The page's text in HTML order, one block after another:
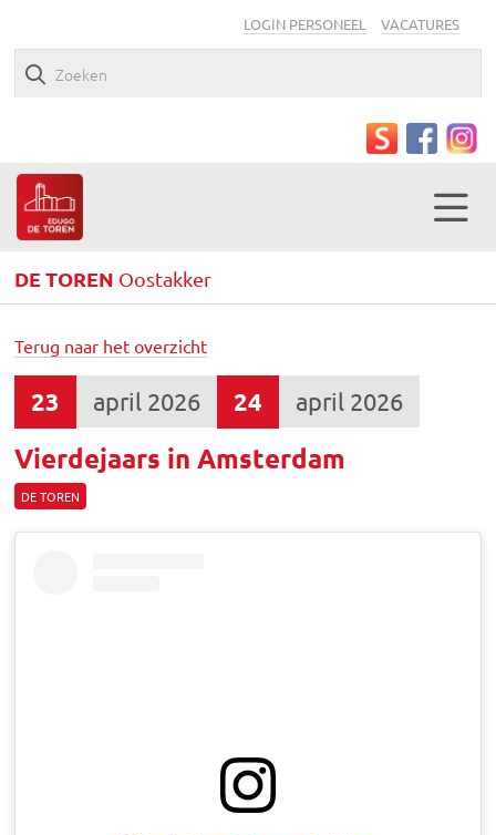
LOGIN PERSONEEL VACATURES
DE TOREN Oostakker
Terug naar het overzicht
23 april 2026 24 april 2026
Vierdejaars in Amsterdam
DE TOREN